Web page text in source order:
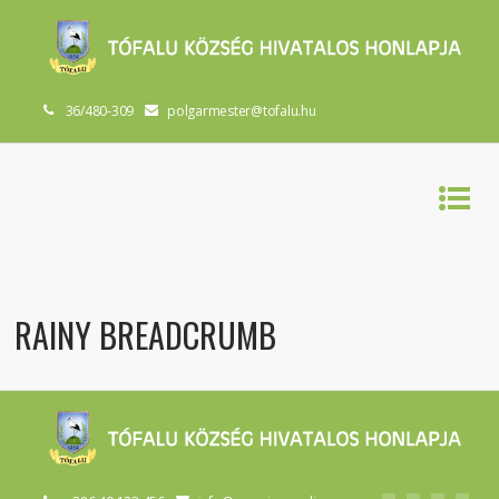
36/480-309 polgarmester@tofalu.hu
RAINY BREADCRUMB